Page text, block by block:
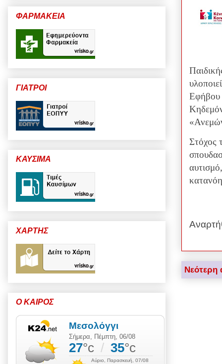
Εφήβου
Στόχος
Νεότερη
ΦΑΡΜΑΚΕΙΑ
ΓΙΑΤΡΟΙ
ΚΑΥΣΙΜΑ
ΧΑΡΤΗΣ
Ο ΚΑΙΡΟΣ